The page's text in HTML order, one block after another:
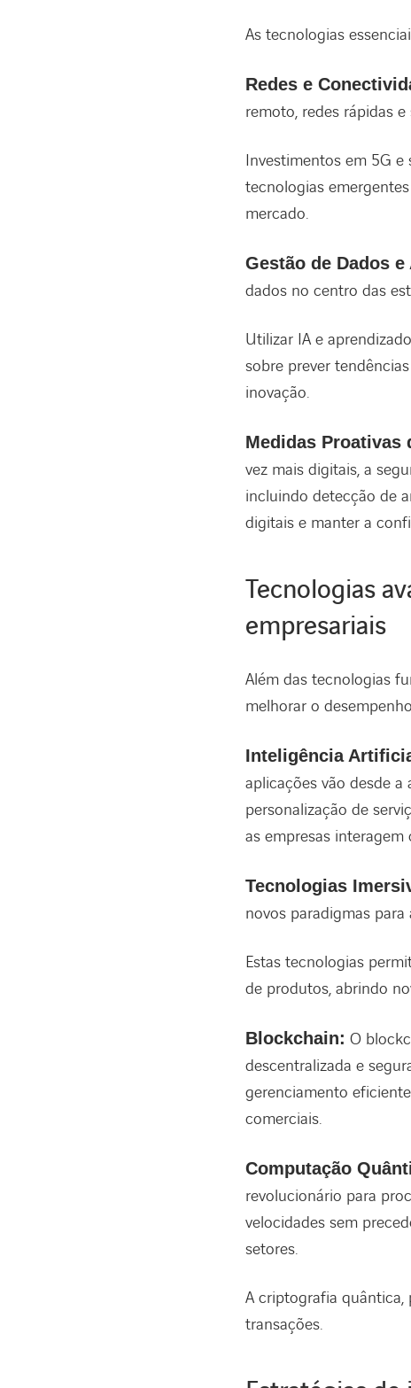
As tecnologias
Redes e
remoto, redes rápidas
Investimentos em 5G
tecnologias
mercado.
Gestão de Dados
dados no centro das
Utilizar IA e
sobre prever
inovação.
Medidas Proativas
vez mais digitais, a
incluindo detecção de
digitais e manter a
Tecnologias
empresariais
Além das tecnologias
melhorar o
Inteligência
aplicações vão desde
personalização de
as empresas
Tecnologias
novos paradigmas
Estas tecnologias
de produtos, abrindo
Blockchain: O
descentralizada e
gerenciamento
comerciais.
Computação
revolucionário para
velocidades sem
setores.
A criptografia quântica,
transações.